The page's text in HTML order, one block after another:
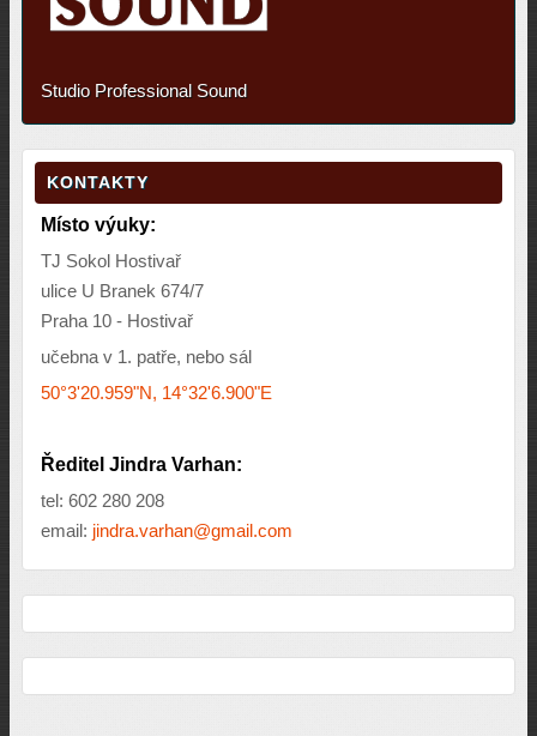
Studio Professional Sound
KONTAKTY
Místo výuky:
TJ Sokol Hostivař
ulice U Branek 674/7
Praha 10 - Hostivař
učebna v 1. patře, nebo sál
50°3'20.959"N, 14°32'6.900"E
Ředitel Jindra Varhan:
tel: 602 280 208
email: jindra.varhan@gmail.com